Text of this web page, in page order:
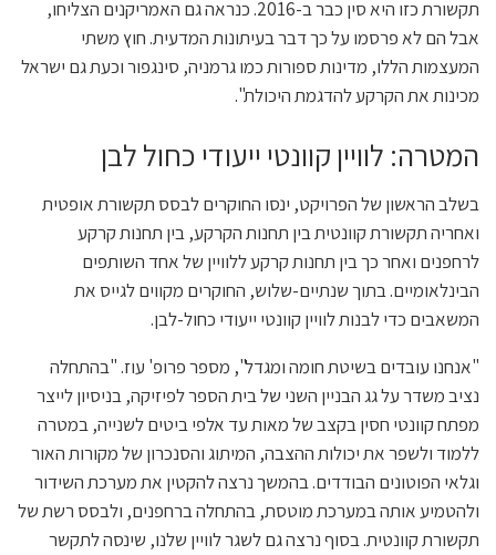
תקשורת כזו היא סין כבר ב-2016. כנראה גם האמריקנים הצליחו,
אבל הם לא פרסמו על כך דבר בעיתונות המדעית. חוץ משתי
המעצמות הללו, מדינות ספורות כמו גרמניה, סינגפור וכעת גם ישראל
מכינות את הקרקע להדגמת היכולת".
המטרה: לוויין קוונטי ייעודי כחול לבן
בשלב הראשון של הפרויקט, ינסו החוקרים לבסס תקשורת אופטית
ואחריה תקשורת קוונטית בין תחנות הקרקע, בין תחנות קרקע
לרחפנים ואחר כך בין תחנות קרקע ללוויין של אחד השותפים
הבינלאומיים. בתוך שנתיים-שלוש, החוקרים מקווים לגייס את
המשאבים כדי לבנות לוויין קוונטי ייעודי כחול-לבן.
"אנחנו עובדים בשיטת חומה ומגדל", מספר פרופ' עוז. "בהתחלה
נציב משדר על גג הבניין השני של בית הספר לפיזיקה, בניסיון לייצר
מפתח קוונטי חסין בקצב של מאות עד אלפי ביטים לשנייה, במטרה
ללמוד ולשפר את יכולות ההצבה, המיתוג והסנכרון של מקורות האור
וגלאי הפוטונים הבודדים. בהמשך נרצה להקטין את מערכת השידור
ולהטמיע אותה במערכת מוטסת, בהתחלה ברחפנים, ולבסס רשת של
תקשורת קוונטית. בסוף נרצה גם לשגר לוויין שלנו, שינסה לתקשר